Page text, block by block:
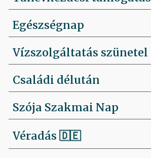
Egészségnap
Vízszolgáltatás szünetel
Családi délután
Szója Szakmai Nap
Véradás🇩🇪